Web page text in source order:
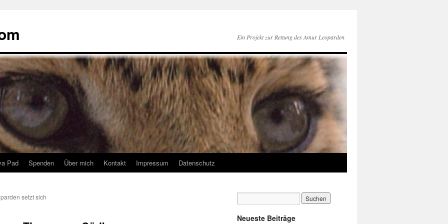
Ein Projekt zur Rettung des Amur Leoparden
Pad Spenden Über mich Kontakt Impressum Datenschutz
setzt sich
Neueste Beiträge